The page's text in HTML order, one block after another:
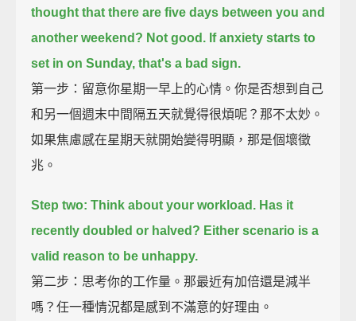
thought that there are five days between you and
another weekend? Not good. If anxiety starts to
set in on Sunday, that's a bad sign.
第一步：留意你星期一早上的心情。你是否想到自己
和另一個週末中間隔五天就覺得很煩呢？那不太妙。
如果焦慮感在星期天就開始變得明顯，那是個壞徵
兆。
Step two: Think about your workload. Has it
recently doubled or halved? Either scenario is a
valid reason to be unhappy.
第二步：思考你的工作量。那最近有加倍還是減半
嗎？任一種情況都是感到不滿意的好理由。